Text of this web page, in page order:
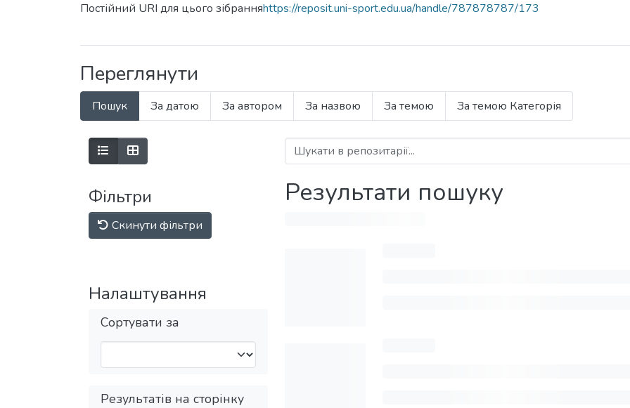
Постійний URI для цього зібранняhttps://reposit.uni-sport.edu.ua/handle/787878787/173
Переглянути
Пошук За датою За автором За назвою За темою За темою Категорія
Фільтри
Скинути фільтри
Налаштування
Сортувати за
Результатів на сторінку
Результати пошуку